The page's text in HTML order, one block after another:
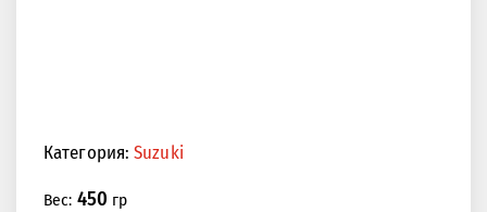
Категория:Suzuki
Вес: 450 гр